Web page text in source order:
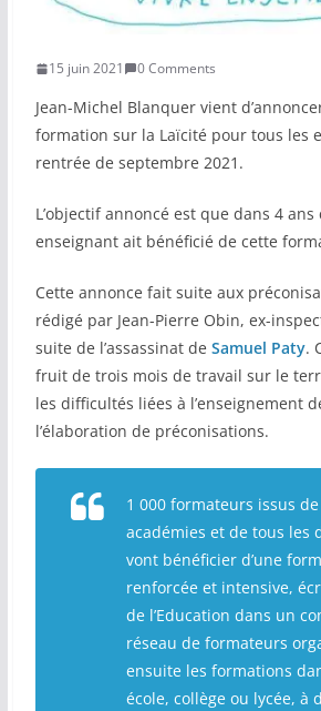
Groupes
Forum
Petites annonces
AUTRE
Boutique
Humour
Contact
15 juin 2021 0 Comments
Jean-Michel Blanquer vient
formation sur la Laïcité pour tous les
rentrée de septembre 2021.
L’objectif annoncé est que dans 4 ans
enseignant ait bénéficié de cette
Cette annonce fait suite aux
rédigé par Jean-Pierre Obin, ex-
suite de l’assassinat de Samuel Paty.
fruit de trois mois de travail sur le
les difficultés liées à l’enseignement
l’élaboration de préconisations.
1 000 formateurs issus
académies et de tous les
vont bénéficier d’une
renforcée et intensive,
de l’Education dans un
réseau de formateurs
ensuite les formations
école, collège ou lycée, à